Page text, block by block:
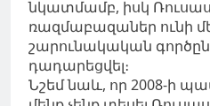
նկատմամբ, իսկ
ռազմաբազաներ ունի
շարունակական
դադարեցվել։
Նշեմ նաև, որ 2008-ի